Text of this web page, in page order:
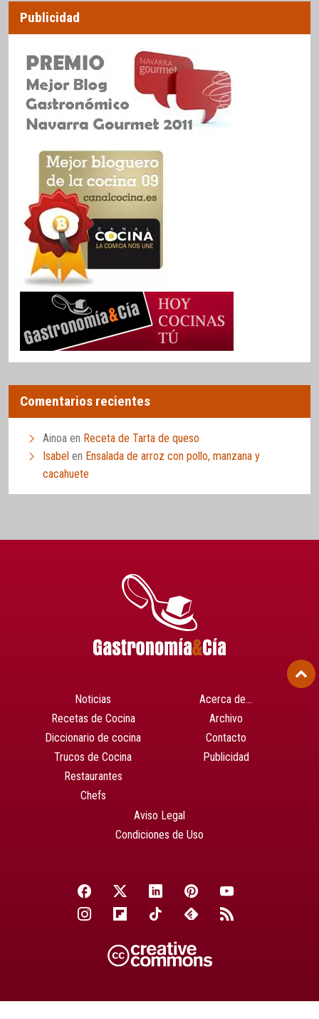
Publicidad
Comentarios recientes
Ainoa en Receta de Tarta de queso
Isabel en Ensalada de arroz con pollo, manzana y
cacahuete
Noticias
Recetas de Cocina
Diccionario de cocina
Trucos de Cocina
Restaurantes
Chefs
Acerca de…
Archivo
Contacto
Publicidad
Aviso Legal
Condiciones de Uso